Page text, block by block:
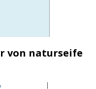
von naturseife